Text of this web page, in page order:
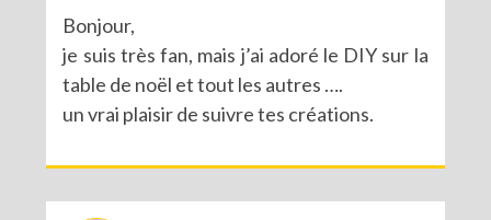
Bonjour,
je suis très fan, mais j’ai adoré le DIY sur la
table de noël et tout les autres ….
un vrai plaisir de suivre tes créations.